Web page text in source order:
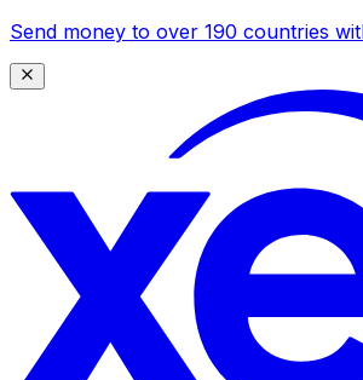
Send money to over 190 countries